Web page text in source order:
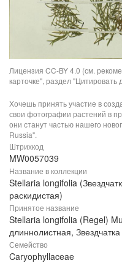
Лицензия CC-BY 4.0 (см.
карточке", раздел "Цитировать
Хочешь принять участие в
свои фотографии растений в
они станут частью нашего
Russia".
Штрихкод
MW0057039
Название в коллекции
Stellaria longifolia
раскидистая)
Принятое название
Stellaria longifolia (Regel)
длиннолистная,
Семейство
Caryophyllaceae